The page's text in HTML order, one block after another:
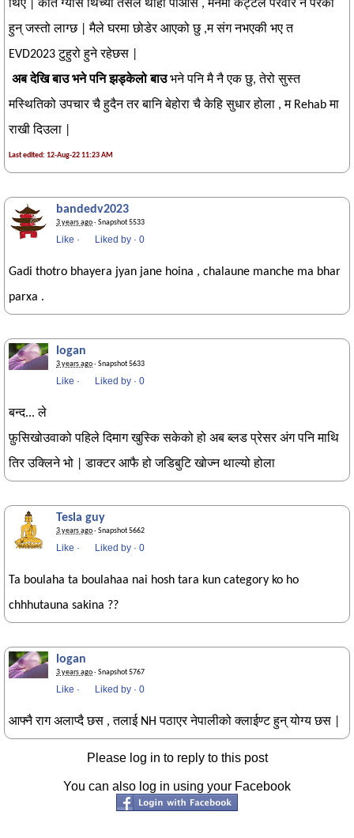
थिए | कति ग्यास थिच्यो तेसैले थाहा पाओस , मर्नेमा कट्टेल परवार नै परेका
हुन् जस्तो लाग्छ | मैले घरमा छोडेर आएको छु ,म संग नभएकी भए त
EVD2023 टुहुरो हुने रहेछस |
अब देखि बाउ भने पनि झड्केलो बाउभने पनि मै नै एक छु, तेरो सुस्त
मस्थितिको उपचार चै हुदैन तर बानि बेहोरा चै केहि सुधार होला , म Rehab मा
राखी दिउला |
Last edited: 12-Aug-22 11:23 AM
bandedv2023
3 years ago· Snapshot 5533
Like · Liked by · 0
Gadi thotro bhayera jyan jane hoina , chalaune manche ma bhar
parxa .
logan
3 years ago· Snapshot 5633
Like · Liked by · 0
बन्द... ले
फ़ुसिखोउवाको पहिले दिमाग खुस्कि सकेको हो अब ब्लड प्रेसर अंग पनि माथि
तिर उक्लिने भो | डाक्टर आफै हो जडिबुटि खोज्न थाल्यो होला
Tesla guy
3 years ago· Snapshot 5662
Like · Liked by · 0
Ta boulaha ta boulahaa nai hosh tara kun category ko ho
chhhutauna sakina ??
logan
3 years ago· Snapshot 5767
Like · Liked by · 0
आफ्नै राग अलाप्दै छस , तलाई NH पठाएर नेपालीको क्लाईण्ट हुन् योग्य छस |
Please log in to reply to this post
You can also log in using your Facebook